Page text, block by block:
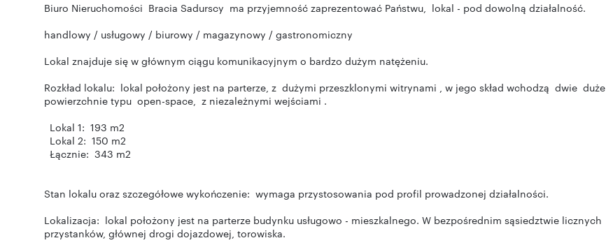
Biuro Nieruchomości Bracia Sadurscy ma przyjemność zaprezentować Państwu, lokal - pod dowolną działalność.
handlowy / usługowy / biurowy / magazynowy / gastronomiczny
Lokal znajduje się w głównym ciągu komunikacyjnym o bardzo dużym natężeniu.
Rozkład lokalu: lokal położony jest na parterze, z dużymi przeszklonymi witrynami , w jego skład wchodzą dwie duże
powierzchnie typu open-space, z niezależnymi wejściami .
Lokal 1: 193 m2
Lokal 2: 150 m2
Łącznie: 343 m2
Stan lokalu oraz szczegółowe wykończenie: wymaga przystosowania pod profil prowadzonej działalności.
Lokalizacja: lokal położony jest na parterze budynku usługowo - mieszkalnego. W bezpośrednim sąsiedztwie licznych
przystanków, głównej drogi dojazdowej, torowiska.